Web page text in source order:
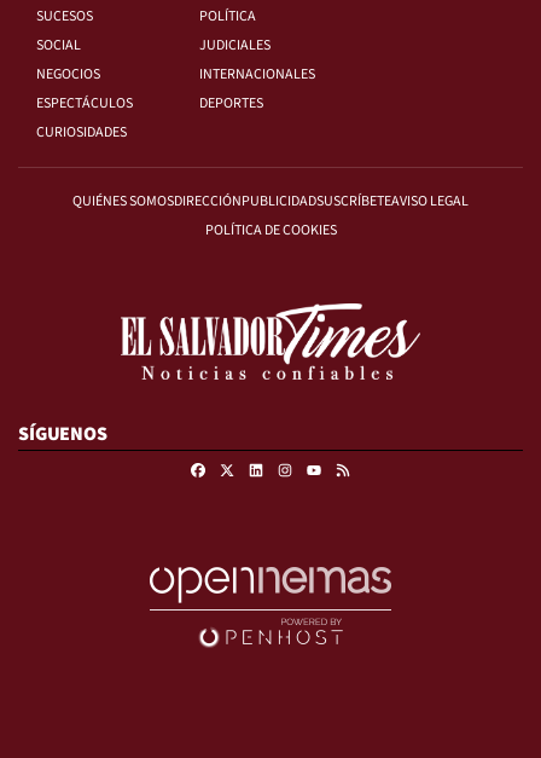
SUCESOS
POLÍTICA
SOCIAL
JUDICIALES
NEGOCIOS
INTERNACIONALES
ESPECTÁCULOS
DEPORTES
CURIOSIDADES
QUIÉNES SOMOSDIRECCIÓNPUBLICIDADSUSCRÍBETEAVISO LEGAL
POLÍTICA DE COOKIES
SÍGUENOS
FacebookLinkedinInstagram